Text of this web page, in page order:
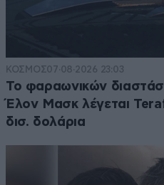
ΚΟΣΜΟΣ07·08·2026 23:03
Το φαραωνικών
Έλον Μασκ λέγεται
δισ. δολάρια